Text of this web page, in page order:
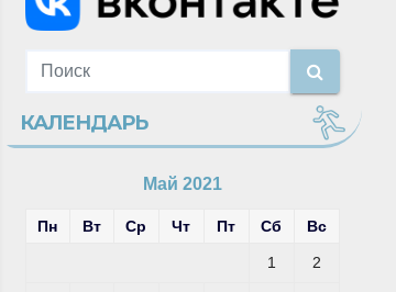
КАЛЕНДАРЬ
Май 2021
Пн Вт Ср Чт Пт Сб Вс
1 2